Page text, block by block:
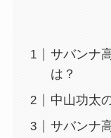
サバンナ
は？
中山功太
サバンナ